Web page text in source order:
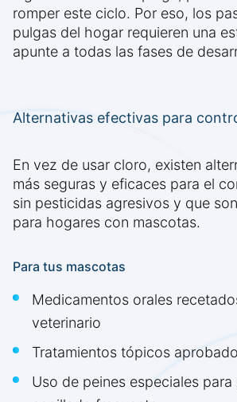
romper este ciclo. Por eso, los
pulgas del hogar requieren una
apunte a todas las fases de
Alternativas efectivas para
En vez de usar cloro, existen
más seguras y eficaces para el
sin pesticidas agresivos y que
para hogares con mascotas.
Para tus mascotas
Medicamentos orales
veterinario
Tratamientos tópicos
Uso de peines especiales para